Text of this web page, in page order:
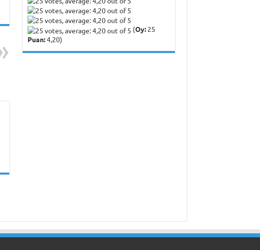
(Oy:25
Puan:4,20)